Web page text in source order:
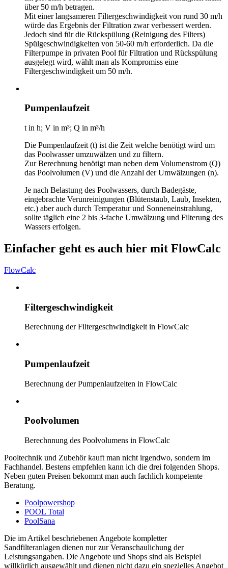
über 50 m/h betragen.
Mit einer langsameren Filtergeschwindigkeit von rund 30 m/h
würde das Ergebnis der Filtration zwar verbessert werden.
Jedoch sind für die Rückspülung (Reinigung des Filters)
Spülgeschwindigkeiten von 50-60 m/h erforderlich. Da die
Filterpumpe in privaten Pool für Filtration und Rückspülung
ausgelegt wird, wählt man als Kompromiss eine
Filtergeschwindigkeit um 50 m/h.
Pumpenlaufzeit
t in h; V in m³; Q in m³/h
Die Pumpenlaufzeit (t) ist die Zeit welche benötigt wird um
das Poolwasser umzuwälzen und zu filtern.
Zur Berechnung benötigt man neben dem Volumenstrom (Q)
das Poolvolumen (V) und die Anzahl der Umwälzungen (n).
Je nach Belastung des Poolwassers, durch Badegäste,
eingebrachte Verunreinigungen (Blütenstaub, Laub, Insekten,
etc.) aber auch durch Temperatur und Sonneneinstrahlung,
sollte täglich eine 2 bis 3-fache Umwälzung und Filterung des
Wassers erfolgen.
Einfacher geht es auch hier mit FlowCalc
FlowCalc
Filtergeschwindigkeit
Berechnung der Filtergeschwindigkeit in FlowCalc
Pumpenlaufzeit
Berechnung der Pumpenlaufzeiten in FlowCalc
Poolvolumen
Berechnnung des Poolvolumens in FlowCalc
Pooltechnik und Zubehör kauft man nicht irgendwo, sondern im
Fachhandel. Bestens empfehlen kann ich die drei folgenden Shops.
Neben guten Preisen bekommt man auch fachlich kompetente
Beratung.
Poolpowershop
POOL Total
PoolSana
Die im Artikel beschriebenen Angebote kompletter
Sandfilteranlagen dienen nur zur Veranschaulichung der
Leistungsangaben. Die Angebote und Shops sind als Beispiel
willkürlich ausgewählt und dienen nicht dazu ein spezielles Angebot